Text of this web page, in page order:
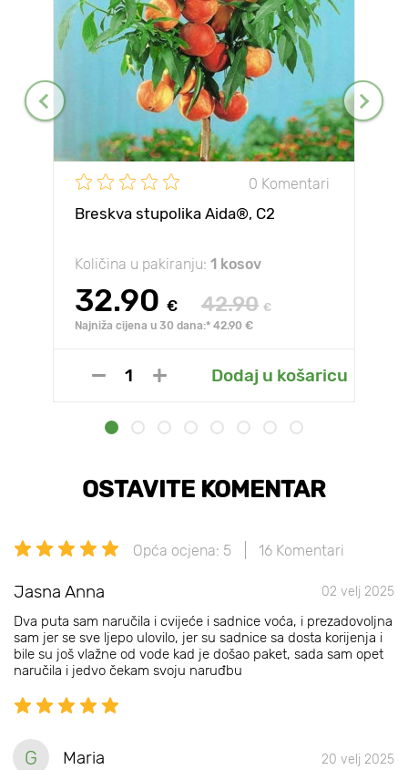
0 Komentari
Breskva stupolika Aida®, C2
Količina u pakiranju: 1 kosov
32.90 € 42.90 €
Najniža cijena u 30 dana:* 42.90 €
Dodaj u košaricu
OSTAVITE KOMENTAR
Opća ocjena: 5 16 Komentari
Jasna Anna 02 velj 2025
Dva puta sam naručila i cvijeće i sadnice voća, i prezadovoljna
sam jer se sve ljepo ulovilo, jer su sadnice sa dosta korijenja i
bile su još vlažne od vode kad je došao paket, sada sam opet
naručila i jedvo čekam svoju naruđbu
G Maria 20 velj 2025